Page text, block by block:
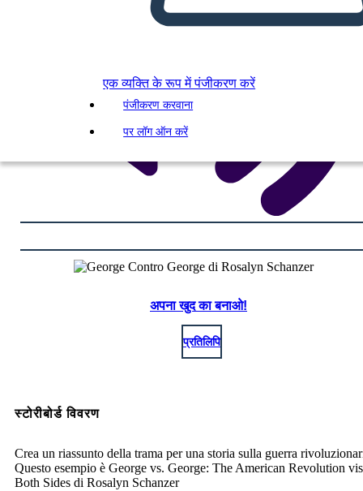
एक व्यक्ति के रूप में पंजीकरण करें
पंजीकरण करवाना
पर लॉग ऑन करें
अपना खुद का बनाओ!
प्रतिलिपि
स्टोरीबोर्ड विवरण
Crea un riassunto della trama per una storia sulla guerra
Questo esempio è George vs. George: The American Revolution
Both Sides di Rosalyn Schanzer